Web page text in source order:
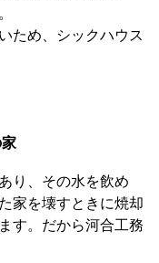
ため、シックハウス
り、その水を飲め
家を壊すときに焼却
す。だから河合工務